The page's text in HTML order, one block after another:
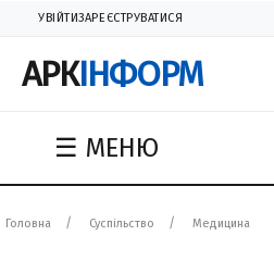
УВІЙТИЗАРЕЄСТРУВАТИСЯ
АРКІНФОРМ
☰ МЕНЮ
Головна Суспільство Медицина